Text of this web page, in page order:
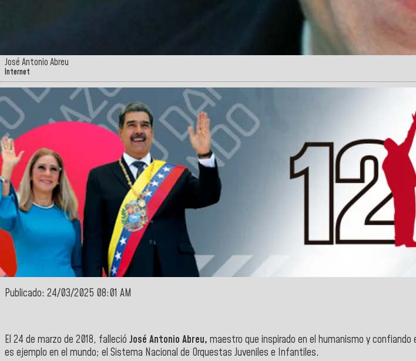
José Antonio Abreu
Internet
Publicado: 24/03/2025 08:01 AM
El 24 de marzo de 2018, falleció José Antonio Abreu, maestro que inspirado en el humanismo y
es ejemplo en el mundo; el Sistema Nacional de Orquestas Juveniles e Infantiles.